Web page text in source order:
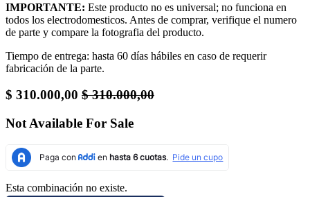
IMPORTANTE: Este producto no es universal; no funciona en
todos los electrodomesticos. Antes de comprar, verifique el numero
de parte y compare la fotografia del producto.
Tiempo de entrega: hasta 60 días hábiles en caso de requerir
fabricación de la parte.
$ 310.000,00 $310.000,00
Not Available For Sale
Esta combinación no existe.